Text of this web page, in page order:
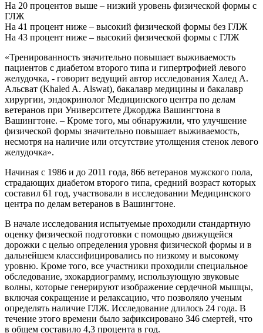
На 20 процентов выше – низкий уровень физической формы с
ГЛЖ
На 41 процент ниже – высокий физической формы без ГЛЖ
На 43 процент ниже – высокий физической формы с ГЛЖ
«Тренированность значительно повышает выживаемость
пациентов с диабетом второго типа и гипертрофией левого
желудочка, - говорит ведущий автор исследования Халед А.
Альсват (Khaled A. Alswat), бакалавр медицины и бакалавр
хирургии, эндокринолог Медицинского центра по делам
ветеранов при Университете Джорджа Вашингтона в
Вашингтоне. – Кроме того, мы обнаружили, что улучшение
физической формы значительно повышает выживаемость,
несмотря на наличие или отсутствие утолщения стенок левого
желудочка».
Начиная с 1986 и до 2011 года, 866 ветеранов мужского пола,
страдающих диабетом второго типа, средний возраст которых
составил 61 год, участвовали в исследовании Медицинского
центра по делам ветеранов в Вашингтоне.
В начале исследования испытуемые проходили стандартную
оценку физической подготовки с помощью движущейся
дорожки с целью определения уровня физической формы и в
дальнейшем классифицировались по низкому и высокому
уровню. Кроме того, все участники проходили специальное
обследование, эхокардиограмму, использующую звуковые
волны, которые генерируют изображение сердечной мышцы,
включая сокращение и релаксацию, что позволяло ученым
определять наличие ГЛЖ. Исследование длилось 24 года. В
течение этого времени было зафиксировано 346 смертей, что
в общем составило 4,3 процента в год.